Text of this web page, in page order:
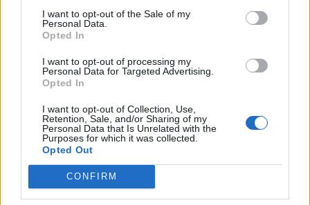
I want to opt-out of the Sale of my
Personal Data.
Opted In
I want to opt-out of processing my
Personal Data for Targeted Advertising.
Opted In
I want to opt-out of Collection, Use,
Retention, Sale, and/or Sharing of my
Personal Data that Is Unrelated with the
Purposes for which it was collected.
Opted Out
CONFIRM